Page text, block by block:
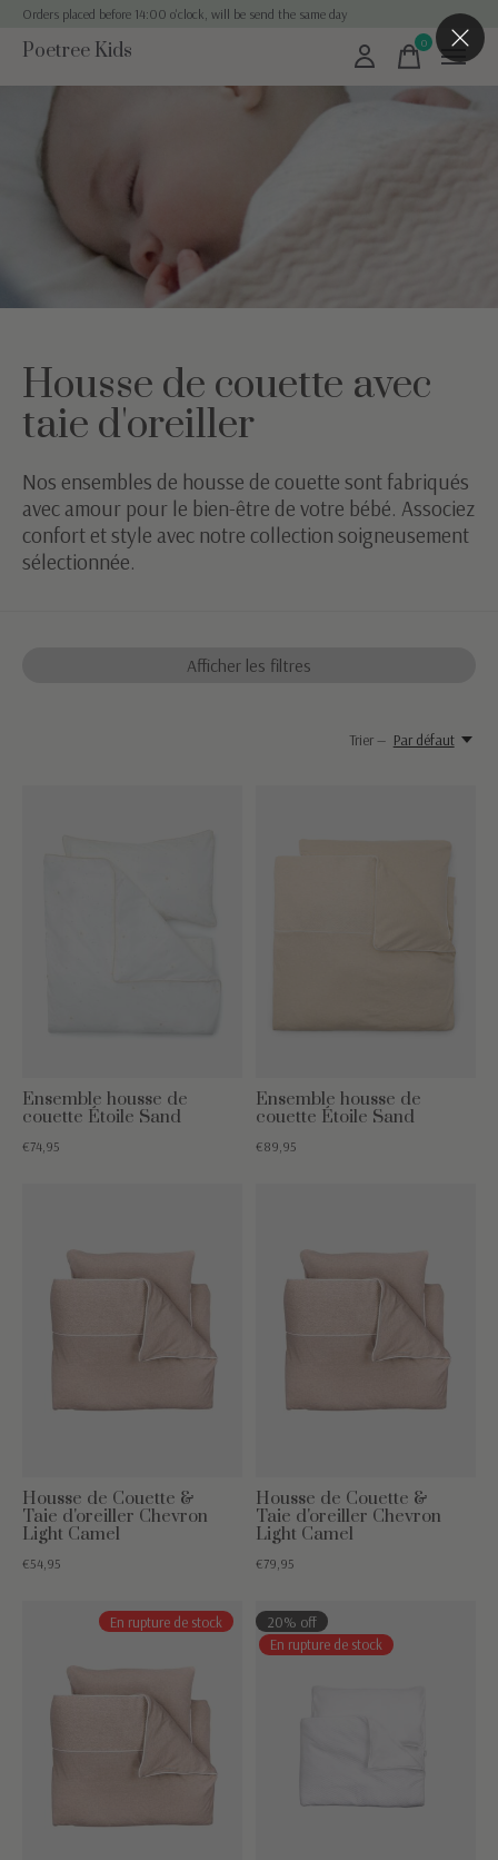
Orders placed before 14:00 o'clock, will be send the same day
Poetree Kids 0items
Housse de couette avec
taie d'oreiller
Nos ensembles de housse de couette sont fabriqués
avec amour pour le bien-être de votre bébé. Associez
confort et style avec notre collection soigneusement
sélectionnée.
Afficher les filtres
Trier — Par défaut
Ensemble housse de
couette Étoile Sand
€74,95
Ensemble housse de
couette Étoile Sand
€89,95
Housse de Couette &
Taie d'oreiller Chevron
Light Camel
€54,95
Housse de Couette &
Taie d'oreiller Chevron
Light Camel
€79,95
En rupture de stock
20% off
En rupture de stock